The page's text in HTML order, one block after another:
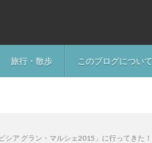
旅行・散歩 このブログについて
ア グラン・マルシェ2015」に行ってきた！